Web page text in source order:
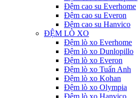
Đệm cao su Everhome
Đệm cao su Everon
Đệm cao su Hanvico
ĐỆM LÒ XO
Đệm lò xo Everhome
Đệm lò xo Dunlopillo
Đệm lò xo Everon
Đệm lò xo Tuấn Anh
Đệm lò xo Kohan
Đệm lò xo Olympia
Đệm lò xo Hanvico